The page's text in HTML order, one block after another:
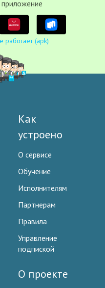
работает (apk)
Как
устроено
О сервисе
Обучение
Исполнителям
Партнерам
Правила
Управление
подпиской
О проекте